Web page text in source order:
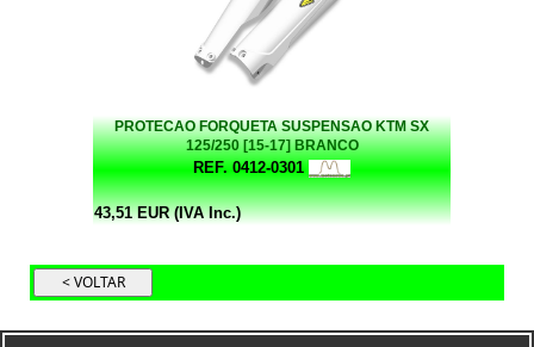
PROTECAO FORQUETA SUSPENSAO KTM SX
125/250 [15-17] BRANCO
REF. 0412-0301
43,51 EUR (IVA Inc.)